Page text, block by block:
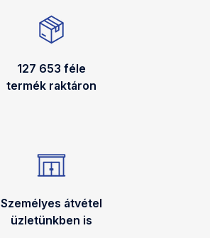
127 653 féle
termék raktáron
Személyes átvétel
üzletünkben is